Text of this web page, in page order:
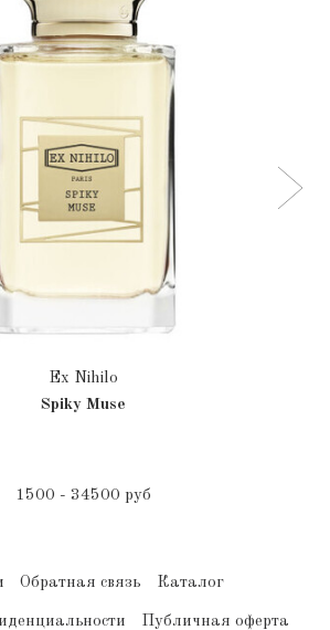
Ex Nihilo
Spiky Muse
1500 - 34500 руб
Обратная связь Каталог
Публичная оферта